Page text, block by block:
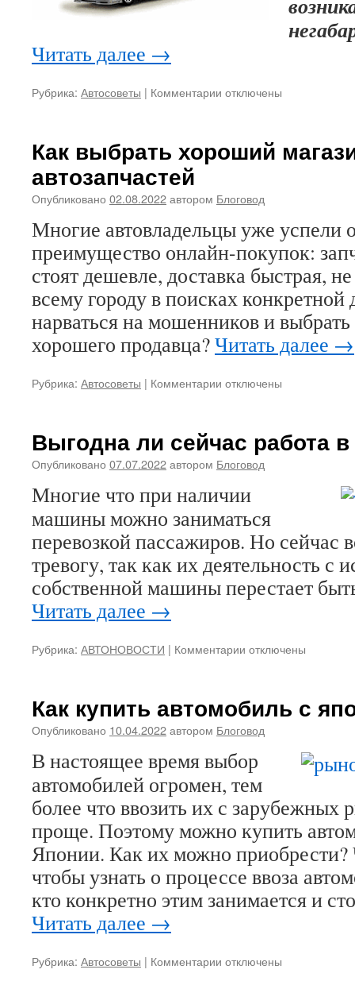
Читать далее →
Рубрика: Автосоветы | Комментарии к
негабаритных
грузов
отключены
Как выбрать хороший
автозапчастей
Опубликовано 02.08.2022автором Блоговод
Многие автовладельцы уже успели
преимущество онлайн-покупок:
стоят дешевле, доставка быстрая,
всему городу в поисках
нарваться на мошенников и выбрать
хорошего продавца?Читать далее →
Рубрика: Автосоветы | Комментарии к
хороший
магазин
отключены
Выгодна ли сейчас работа в
Опубликовано 07.07.2022автором Блоговод
Многие что при наличии
машины можно заниматься
перевозкой пассажиров. Но сейчас
тревогу, так как их деятельность с
собственной машины перестает
Читать далее →
Рубрика: АВТОНОВОСТИ | Комментарии к
сейчас
работа
такси?
отключены
Как купить автомобиль с
Опубликовано 10.04.2022автором Блоговод
В настоящее время выбор
автомобилей огромен, тем
более что ввозить их с зарубежных
проще. Поэтому можно купить
Японии. Как их можно приобрести?
чтобы узнать о процессе ввоза
кто конкретно этим занимается и
Читать далее →
Рубрика: Автосоветы | Комментарии котключены